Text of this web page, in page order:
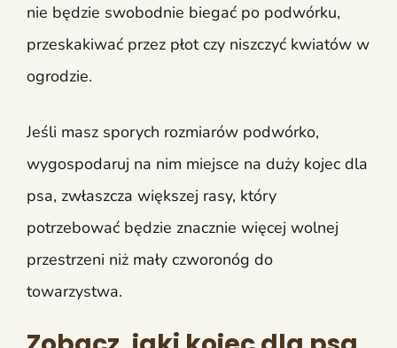
nie będzie swobodnie biegać po podwórku,
przeskakiwać przez płot czy niszczyć kwiatów w
ogrodzie.
Jeśli masz sporych rozmiarów podwórko,
wygospodaruj na nim miejsce na duży kojec dla
psa, zwłaszcza większej rasy, który
potrzebować będzie znacznie więcej wolnej
przestrzeni niż mały czworonóg do
towarzystwa.